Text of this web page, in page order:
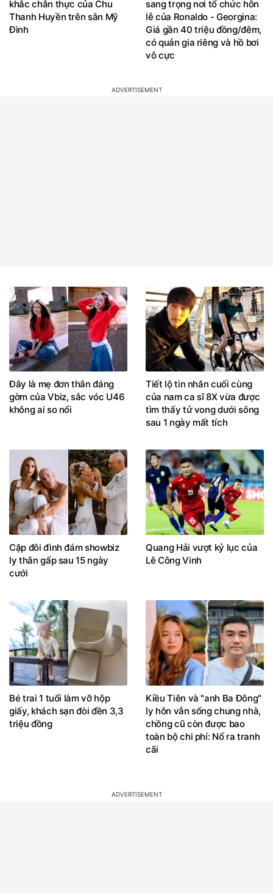
khắc chân thực của Chu
Thanh Huyền trên sân Mỹ
Đình
sang trọng nơi tổ chức hôn
lễ của Ronaldo - Georgina:
Giá gần 40 triệu đồng/đêm,
có quản gia riêng và hồ bơi
vô cực
Đây là mẹ đơn thân đáng
gờm của Vbiz, sắc vóc U46
không ai so nổi
Tiết lộ tin nhắn cuối cùng
của nam ca sĩ 8X vừa được
tìm thấy tử vong dưới sông
sau 1 ngày mất tích
Cặp đôi đình đám showbiz
ly thân gấp sau 15 ngày
cưới
Quang Hải vượt kỷ lục của
Lê Công Vinh
Bé trai 1 tuổi làm vỡ hộp
giấy, khách sạn đòi đền 3,3
triệu đồng
Kiều Tiên và "anh Ba Đông"
ly hôn vẫn sống chung nhà,
chồng cũ còn được bao
toàn bộ chi phí: Nổ ra tranh
cãi